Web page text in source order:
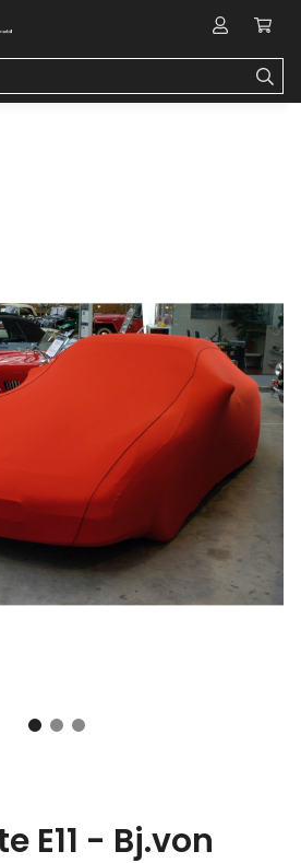
E11 - Bj.von